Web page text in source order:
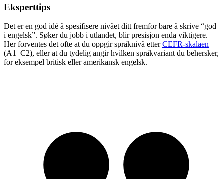
Eksperttips
Det er en god idé å spesifisere nivået ditt fremfor bare å skrive “god
i engelsk”. Søker du jobb i utlandet, blir presisjon enda viktigere.
Her forventes det ofte at du oppgir språknivå etterCEFR-skalaen
(A1–C2), eller at du tydelig angir hvilken språkvariant du behersker,
for eksempel britisk eller amerikansk engelsk.